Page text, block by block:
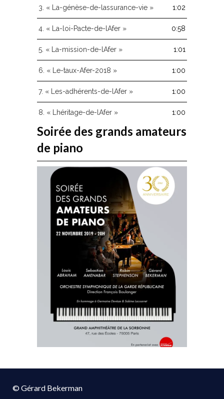
diminuer
le
volume.
3. « La-génèse-de-lassurance-vie » 1:02
4. « La-loi-Pacte-de-lAfer » 0:58
5. « La-mission-de-lAfer » 1:01
6. « Le-taux-Afer-2018 » 1:00
7. « Les-adhérents-de-lAfer » 1:00
8. « Lhéritage-de-lAfer » 1:00
Soirée des grands amateurs
de piano
© Gérard Bekerman